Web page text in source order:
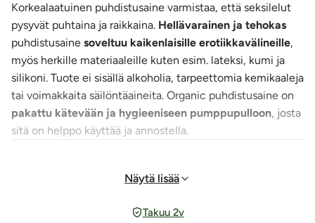
Korkealaatuinen puhdistusaine varmistaa, että seksilelut
pysyvät puhtaina ja raikkaina. Hellävarainen ja tehokas
puhdistusaine soveltuu kaikenlaisille erotiikkavälineille,
myös herkille materiaaleille kuten esim. lateksi, kumi ja
silikoni. Tuote ei sisällä alkoholia, tarpeettomia kemikaaleja
tai voimakkaita säilöntäaineita. Organic puhdistusaine on
pakattu kätevään ja hygieeniseen pumppupulloon, josta
sitä on helppo käyttää ja annostella.
Suihkuta välineet, anna niiden kostua muutaman minuutin
Säilytä pullo viileässä ja auringolta suojattuna. Säilyy
Näytä lisää
Takuu 2v